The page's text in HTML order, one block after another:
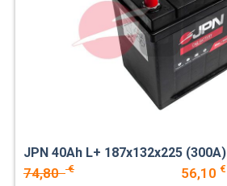
JPN 40Ah L+ 187x132x225 (300A)
74,80€ 56,10 €